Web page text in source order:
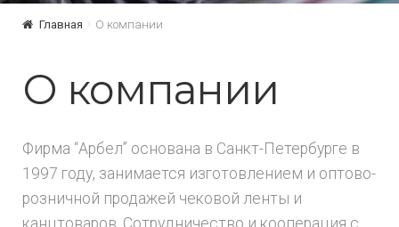
Главная О компании
О компании
Фирма “Арбел” основана в Санкт-Петербурге в
1997 году, занимается изготовлением и оптово-
розничной продажей чековой ленты и
канцтоваров. Сотрудничество и кооперация с